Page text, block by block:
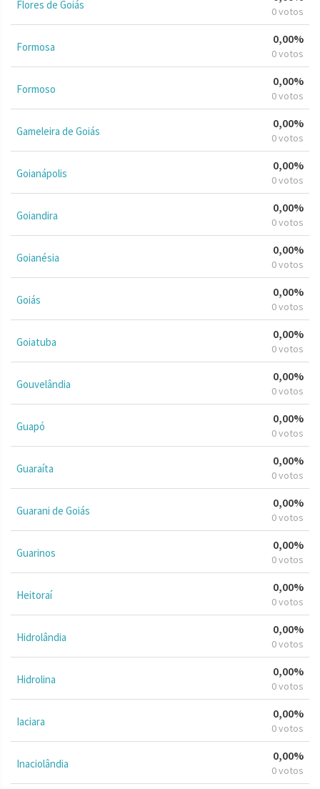
Flores de Goiás 0 votos
Formosa
0,00%
0 votos
Formoso
0,00%
0 votos
Gameleira de Goiás
0,00%
0 votos
Goianápolis
0,00%
0 votos
Goiandira
0,00%
0 votos
Goianésia
0,00%
0 votos
Goiás
0,00%
0 votos
Goiatuba
0,00%
0 votos
Gouvelândia
0,00%
0 votos
Guapó
0,00%
0 votos
Guaraíta
0,00%
0 votos
Guarani de Goiás
0,00%
0 votos
Guarinos
0,00%
0 votos
Heitoraí
0,00%
0 votos
Hidrolândia
0,00%
0 votos
Hidrolina
0,00%
0 votos
Iaciara
0,00%
0 votos
Inaciolândia
0,00%
0 votos